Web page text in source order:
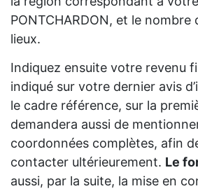
PONTCHARDON, et le nombre
lieux.
Indiquez ensuite votre revenu
indiqué sur votre dernier avis
le cadre référence, sur la
demandera aussi de
coordonnées complètes, afin
contacter ultérieurement. Le
aussi, par la suite, la mise en